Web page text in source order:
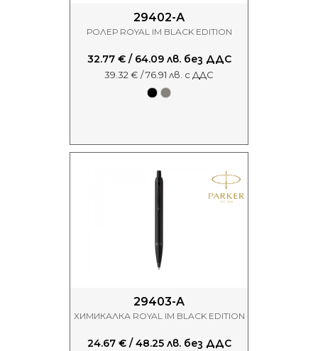
29402-А
РОЛЕР ROYAL IM BLACK EDITION
32.77 € / 64.09 лв. без ДДС
39.32 € / 76.91 лв. с ДДС
29403-A
ХИМИКАЛКА ROYAL IM BLACK EDITION
24.67 € / 48.25 лв. без ДДС